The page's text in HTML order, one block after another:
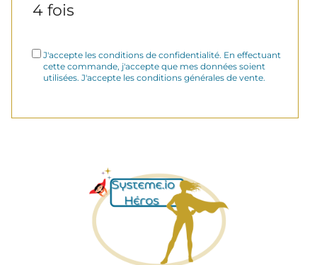
4 fois
J'accepte les conditions de confidentialité. En effectuant
cette commande, j'accepte que mes données soient
utilisées. J'accepte les conditions générales de vente.